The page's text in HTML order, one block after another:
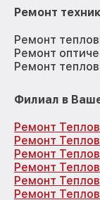
Ремонт
Ремонт
Ремонт
Ремонт
Филиал в
Ремонт
Ремонт
Ремонт
Ремонт
Ремонт
Ремонт